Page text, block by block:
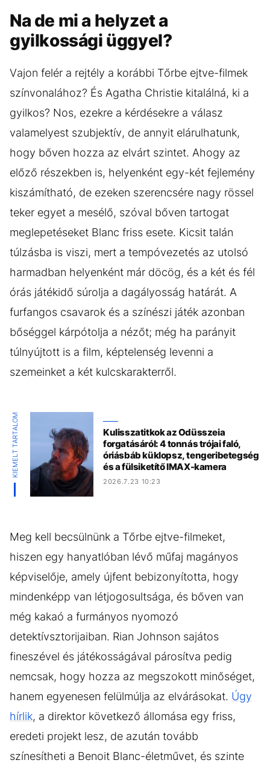
Na de mi a helyzet a
gyilkossági üggyel?
Vajon felér a rejtély a korábbi Tőrbe ejtve-filmek
színvonalához? És Agatha Christie kitalálná, ki a
gyilkos? Nos, ezekre a kérdésekre a válasz
valamelyest szubjektív, de annyit elárulhatunk,
hogy bőven hozza az elvárt szintet. Ahogy az
előző részekben is, helyenként egy-két fejlemény
kiszámítható, de ezeken szerencsére nagy rössel
teker egyet a mesélő, szóval bőven tartogat
meglepetéseket Blanc friss esete. Kicsit talán
túlzásba is viszi, mert a tempóvezetés az utolsó
harmadban helyenként már döcög, és a két és fél
órás játékidő súrolja a dagályosság határát. A
furfangos csavarok és a színészi játék azonban
bőséggel kárpótolja a nézőt; még ha parányit
túlnyújtott is a film, képtelenség levenni a
szemeinket a két kulcskarakterről.
KIEMELT TARTALOM
Kulisszatitkok az Odüsszeia
forgatásáról: 4 tonnás trójai faló,
óriásbáb küklopsz, tengeribetegség
és a fülsiketítő IMAX-kamera
2026.7.23 10:23
Meg kell becsülnünk a Tőrbe ejtve-filmeket,
hiszen egy hanyatlóban lévő műfaj magányos
képviselője, amely újfent bebizonyította, hogy
mindenképp van létjogosultsága, és bőven van
még kakaó a furmányos nyomozó
detektívsztorijaiban. Rian Johnson sajátos
fineszével és játékosságával párosítva pedig
nemcsak, hogy hozza az megszokott minőséget,
hanem egyenesen felülmúlja az elvárásokat. Úgy
hírlik, a direktor következő állomása egy friss,
eredeti projekt lesz, de azután tovább
színesítheti a Benoit Blanc-életművet, és szinte